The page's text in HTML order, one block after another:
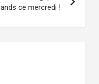
ce mercredi !